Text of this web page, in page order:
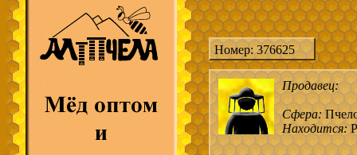
Номер: 376625
Продавец:
Сфера:
Находится: